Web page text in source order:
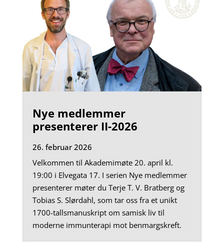
Nye medlemmer
presenterer II-2026
26. februar 2026
Velkommen til Akademimøte 20. april kl.
19:00 i Elvegata 17. I serien Nye medlemmer
presenterer møter du Terje T. V. Bratberg og
Tobias S. Slørdahl, som tar oss fra et unikt
1700-tallsmanuskript om samisk liv til
moderne immunterapi mot benmargskreft.